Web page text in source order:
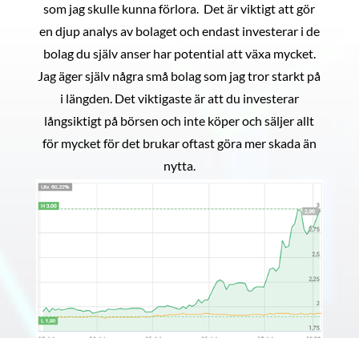
som jag skulle kunna förlora. Det är viktigt att gör
en djup analys av bolaget och endast investerar i de
bolag du själv anser har potential att växa mycket.
Jag äger själv några små bolag som jag tror starkt på
i längden. Det viktigaste är att du investerar
långsiktigt på börsen och inte köper och säljer allt
för mycket för det brukar oftast göra mer skada än
nytta.